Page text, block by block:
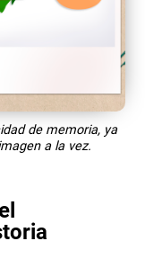
de memoria, ya
a la vez.